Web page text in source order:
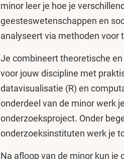
minor leer je hoe je
geesteswetenschappen en
analyseert via methoden voor
Je combineert theoretische
voor jouw discipline met
datavisualisatie (R) en
onderdeel van de minor werk
onderzoeksproject. Onder
onderzoeksinstituten werk je
Na afloop van de minor kun